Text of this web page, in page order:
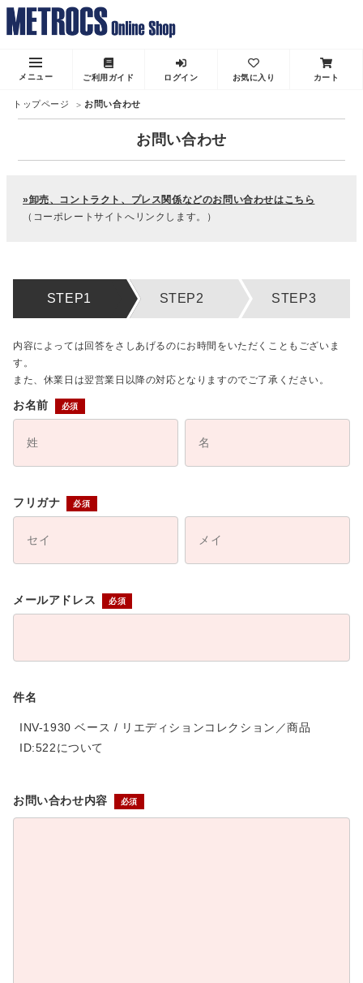
メニュー ご利用ガイド ログイン お気に入り カート
トップページ お問い合わせ
お問い合わせ
»卸売、コントラクト、プレス関係などのお問い合わせはこちら
（コーポレートサイトへリンクします。）
内容によっては回答をさしあげるのにお時間をいただくこともございま
す。
また、休業日は翌営業日以降の対応となりますのでご了承ください。
お名前
フリガナ
メールアドレス
件名
INV-1930 ベース / リエディションコレクション／商品
ID:522について
お問い合わせ内容